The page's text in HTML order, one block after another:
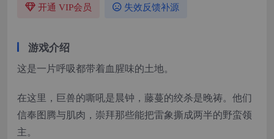
开通 VIP会员 失效反馈补源
游戏介绍
这是一片呼吸都带着血腥味的土地。
在这里，巨兽的嘶吼是晨钟，藤蔓的绞杀是晚祷。他们
信奉图腾与肌肉，崇拜那些能把雷象撕成两半的野蛮领
主。